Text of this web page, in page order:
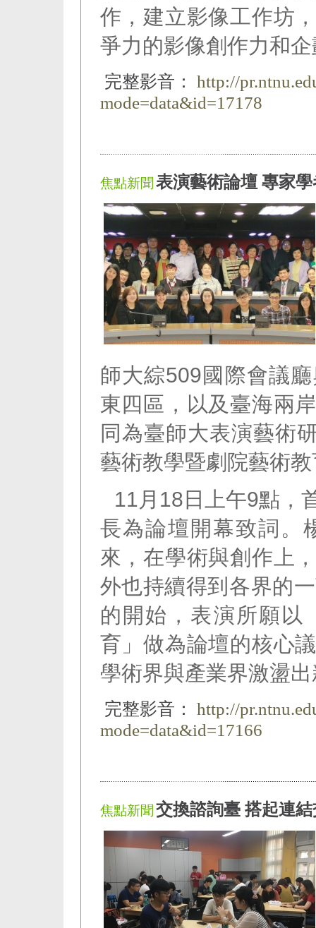
作，建立影像工作坊
爭力的影像創作力和
完整影音：
http://
mode=data&id=17178
焦點新聞表演藝術論壇 專家
師大綜509國際會議
東四區，以及臺海兩
同為臺師大表演藝術
藝術教學暨劇院藝術
11月18日上午9點，
長為論壇開幕致詞。
來，在學術與創作上
外也持續得到各界的
的開始，表演所願以
育」做為論壇的核心
學術界與產業界激盪
完整影音：
http://
mode=data&id=17166
焦點新聞交換諮詢臺 搭起連